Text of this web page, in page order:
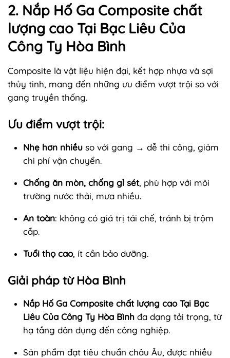
2. Nắp Hố Ga Composite chất
lượng cao Tại Bạc Liêu Của
Công Ty Hòa Bình
Composite là vật liệu hiện đại, kết hợp nhựa và sợi
thủy tinh, mang đến những ưu điểm vượt trội so với
gang truyền thống.
Ưu điểm vượt trội:
Nhẹ hơn nhiều so với gang → dễ thi công, giảm
chi phí vận chuyển.
Chống ăn mòn, chống gỉ sét, phù hợp với môi
trường nước thải, mưa nhiều.
An toàn: không có giá trị tái chế, tránh bị trộm
cắp.
Tuổi thọ cao, ít cần bảo dưỡng.
Giải pháp từ Hòa Bình
Nắp Hố Ga Composite chất lượng cao Tại Bạc
Liêu Của Công Ty Hòa Bình đa dạng tải trọng, từ
hạ tầng dân dụng đến công nghiệp.
Sản phẩm đạt tiêu chuẩn châu Âu, được nhiều